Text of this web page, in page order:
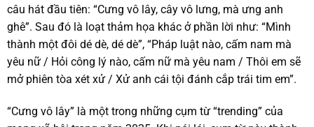
câu hát đầu tiên: “Cưng vô lây, cây vô lưng, mà ưng anh
ghê”. Sau đó là loạt thảm họa khác ở phần lời như: “Mình
thành một đôi dé dè, dé dè”, “Pháp luật nào, cấm nam mà
yêu nữ / Hỏi công lý nào, cấm nữ mà yêu nam / Thôi em sẽ
mở phiên tòa xét xử / Xử anh cái tội đánh cắp trái tim em”.
“Cưng vô lây” là một trong những cụm từ “trending” của